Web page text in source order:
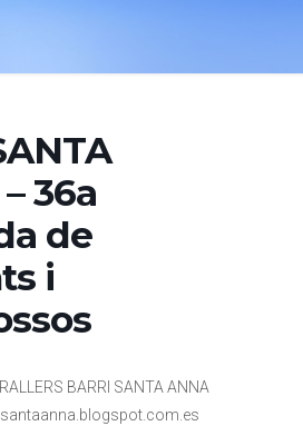
36a
de
i
BARRI SANTA ANNA